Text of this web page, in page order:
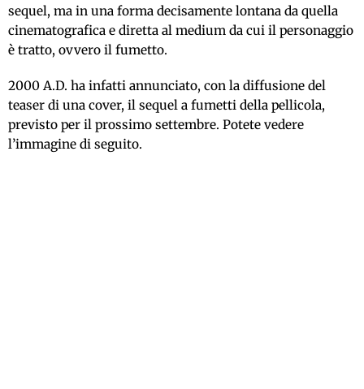
sequel, ma in una forma decisamente lontana da quella
cinematografica e diretta al medium da cui il personaggio
è tratto, ovvero il fumetto.
2000 A.D. ha infatti annunciato, con la diffusione del
teaser di una cover, il sequel a fumetti della pellicola,
previsto per il prossimo settembre. Potete vedere
l’immagine di seguito.